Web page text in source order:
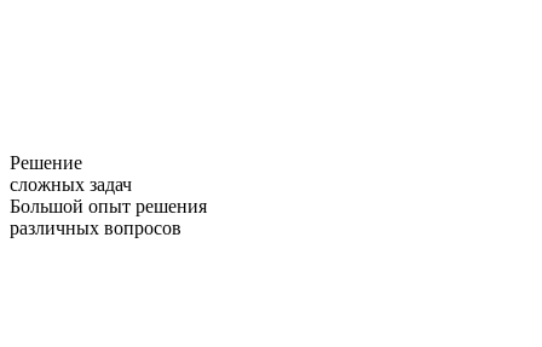
Решение
сложных задач
Большой опыт решения
различных вопросов